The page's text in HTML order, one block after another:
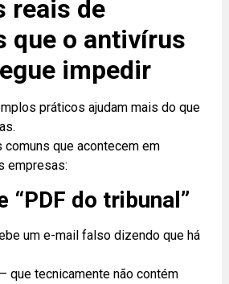
reais de
que o antivírus
impedir
práticos ajudam mais do que
que acontecem em
empresas:
“PDF do tribunal”
um e-mail falso dizendo que há
que tecnicamente não contém